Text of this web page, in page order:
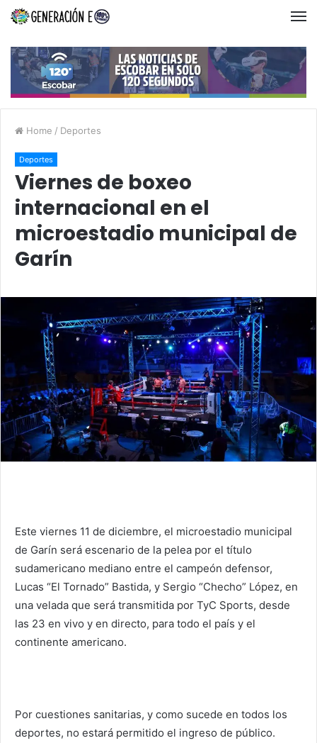
Home / Deportes
Deportes
Viernes de boxeo
internacional en el
microestadio municipal de
Garín
Este viernes 11 de diciembre, el microestadio municipal
de Garín será escenario de la pelea por el título
sudamericano mediano entre el campeón defensor,
Lucas “El Tornado” Bastida, y Sergio “Checho” López, en
una velada que será transmitida por TyC Sports, desde
las 23 en vivo y en directo, para todo el país y el
continente americano.
Por cuestiones sanitarias, y como sucede en todos los
deportes, no estará permitido el ingreso de público.